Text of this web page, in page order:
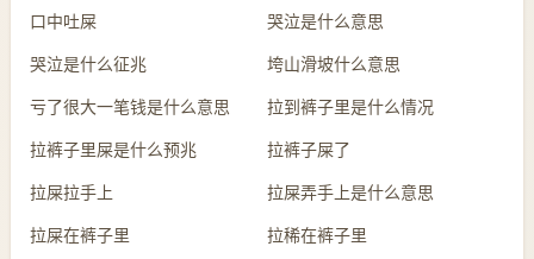
口中吐屎 哭泣是什么意思
哭泣是什么征兆 垮山滑坡什么意思
亏了很大一笔钱是什么意思 拉到裤子里是什么情况
拉裤子里屎是什么预兆 拉裤子屎了
拉屎拉手上 拉屎弄手上是什么意思
拉屎在裤子里 拉稀在裤子里